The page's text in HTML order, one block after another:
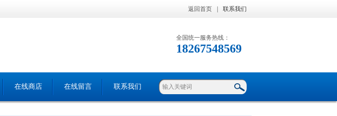
返回首页 联系我们
全国统一服务热线：
18267548569
在线商店 在线留言 联系我们